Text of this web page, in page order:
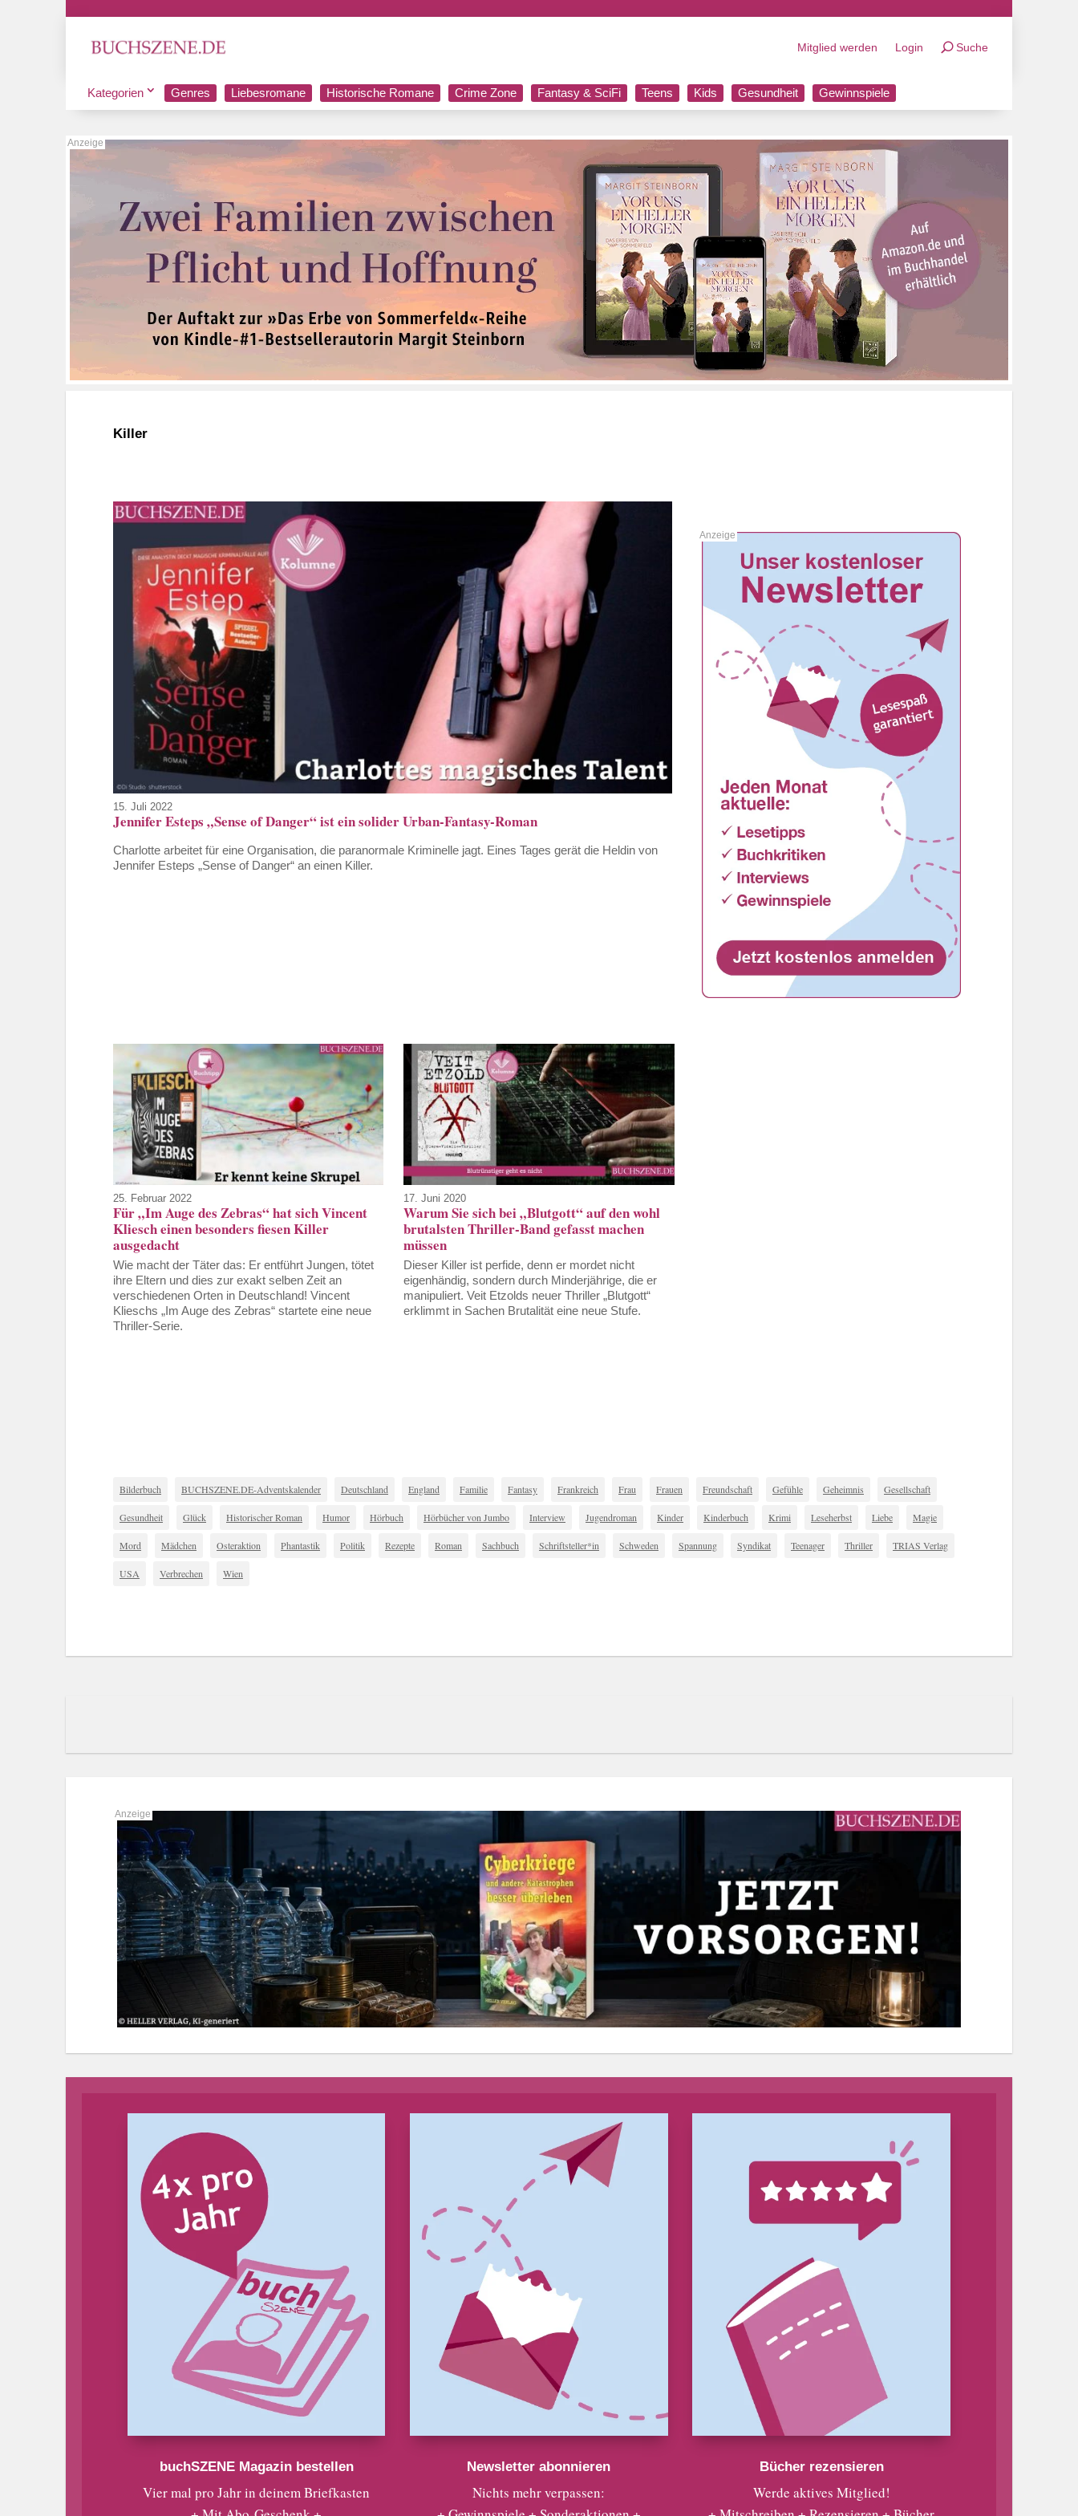
Mitglied werden Login Suche
Kategorien Genres Liebesromane Historische Romane Crime Zone Fantasy & SciFi Teens Kids Gesundheit Gewinnspiele
Killer
15. Juli 2022
Jennifer Esteps „Sense of Danger“ ist ein solider Urban-Fantasy-Roman
Charlotte arbeitet für eine Organisation, die paranormale Kriminelle jagt. Eines Tages gerät die Heldin von
Jennifer Esteps „Sense of Danger“ an einen Killer.
25. Februar 2022
Für „Im Auge des Zebras“ hat sich Vincent
Kliesch einen besonders fiesen Killer
ausgedacht
Wie macht der Täter das: Er entführt Jungen, tötet
ihre Eltern und dies zur exakt selben Zeit an
verschiedenen Orten in Deutschland! Vincent
Klieschs „Im Auge des Zebras“ startete eine neue
Thriller-Serie.
17. Juni 2020
Warum Sie sich bei „Blutgott“ auf den wohl
brutalsten Thriller-Band gefasst machen
müssen
Dieser Killer ist perfide, denn er mordet nicht
eigenhändig, sondern durch Minderjährige, die er
manipuliert. Veit Etzolds neuer Thriller „Blutgott“
erklimmt in Sachen Brutalität eine neue Stufe.
Bilderbuch BUCHSZENE.DE-Adventskalender Deutschland England Familie Fantasy Frankreich Frau Frauen Freundschaft Gefühle Geheimnis Gesellschaft
Gesundheit Glück Historischer Roman Humor Hörbuch Hörbücher von Jumbo Interview Jugendroman Kinder Kinderbuch Krimi Leseherbst Liebe Magie
Mord Mädchen Osteraktion Phantastik Politik Rezepte Roman Sachbuch Schriftsteller*in Schweden Spannung Syndikat Teenager Thriller TRIAS Verlag
USA Verbrechen Wien
buchSZENE Magazin bestellen
Vier mal pro Jahr in deinem Briefkasten
Newsletter abonnieren
Nichts mehr verpassen:
Bücher rezensieren
Werde aktives Mitglied!